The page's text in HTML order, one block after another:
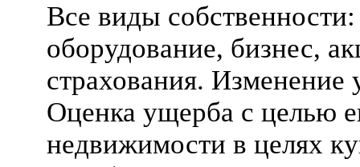
Все виды
оборудование, бизнес,
страхования. Изменение
Оценка ущерба с целью
недвижимости в целях